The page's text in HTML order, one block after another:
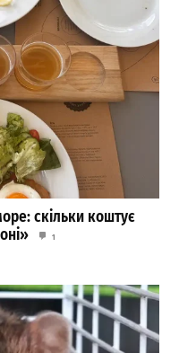
скільки коштує
1